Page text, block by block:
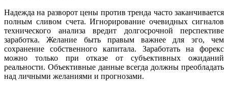
Надежда на разворот цены против тренда часто заканчивается
полным сливом счета. Игнорирование очевидных сигналов
технического анализа вредит долгосрочной перспективе
заработка. Желание быть правым важнее для эго, чем
сохранение собственного капитала. Заработать на форекс
можно только при отказе от субъективных ожиданий
реальности. Объективные данные всегда должны преобладать
над личными желаниями и прогнозами.